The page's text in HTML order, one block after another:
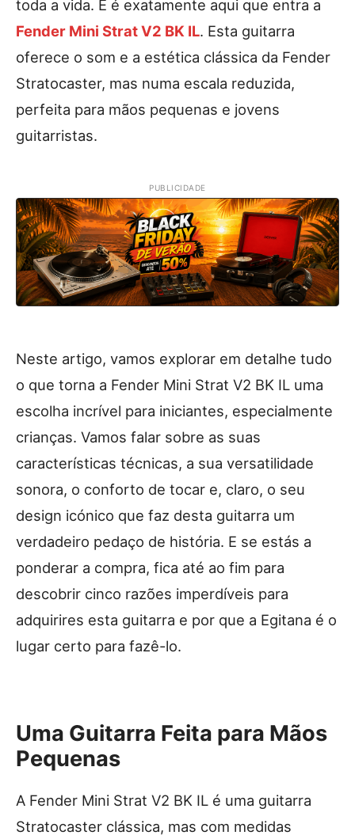
toda a vida. E é exatamente aqui que entra a
Fender Mini Strat V2 BK IL. Esta guitarra
oferece o som e a estética clássica da Fender
Stratocaster, mas numa escala reduzida,
perfeita para mãos pequenas e jovens
guitarristas.
PUBLICIDADE
Neste artigo, vamos explorar em detalhe tudo
o que torna a Fender Mini Strat V2 BK IL uma
escolha incrível para iniciantes, especialmente
crianças. Vamos falar sobre as suas
características técnicas, a sua versatilidade
sonora, o conforto de tocar e, claro, o seu
design icónico que faz desta guitarra um
verdadeiro pedaço de história. E se estás a
ponderar a compra, fica até ao fim para
descobrir cinco razões imperdíveis para
adquirires esta guitarra e por que a Egitana é o
lugar certo para fazê-lo.
Uma Guitarra Feita para Mãos
Pequenas
A Fender Mini Strat V2 BK IL é uma guitarra
Stratocaster clássica, mas com medidas